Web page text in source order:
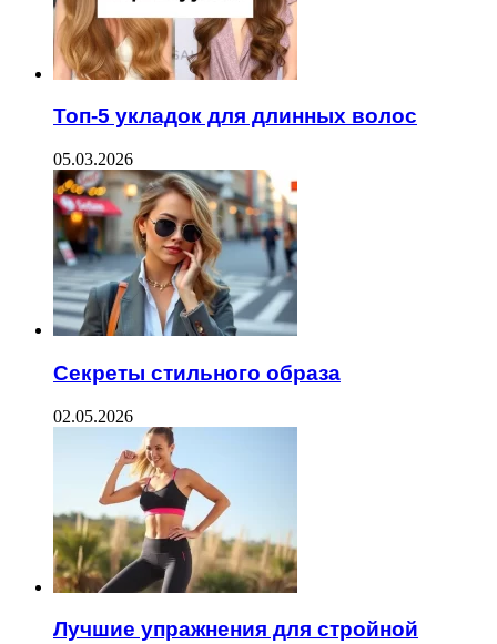
Топ-5 укладок для длинных волос
05.03.2026
Секреты стильного образа
02.05.2026
Лучшие упражнения для стройной